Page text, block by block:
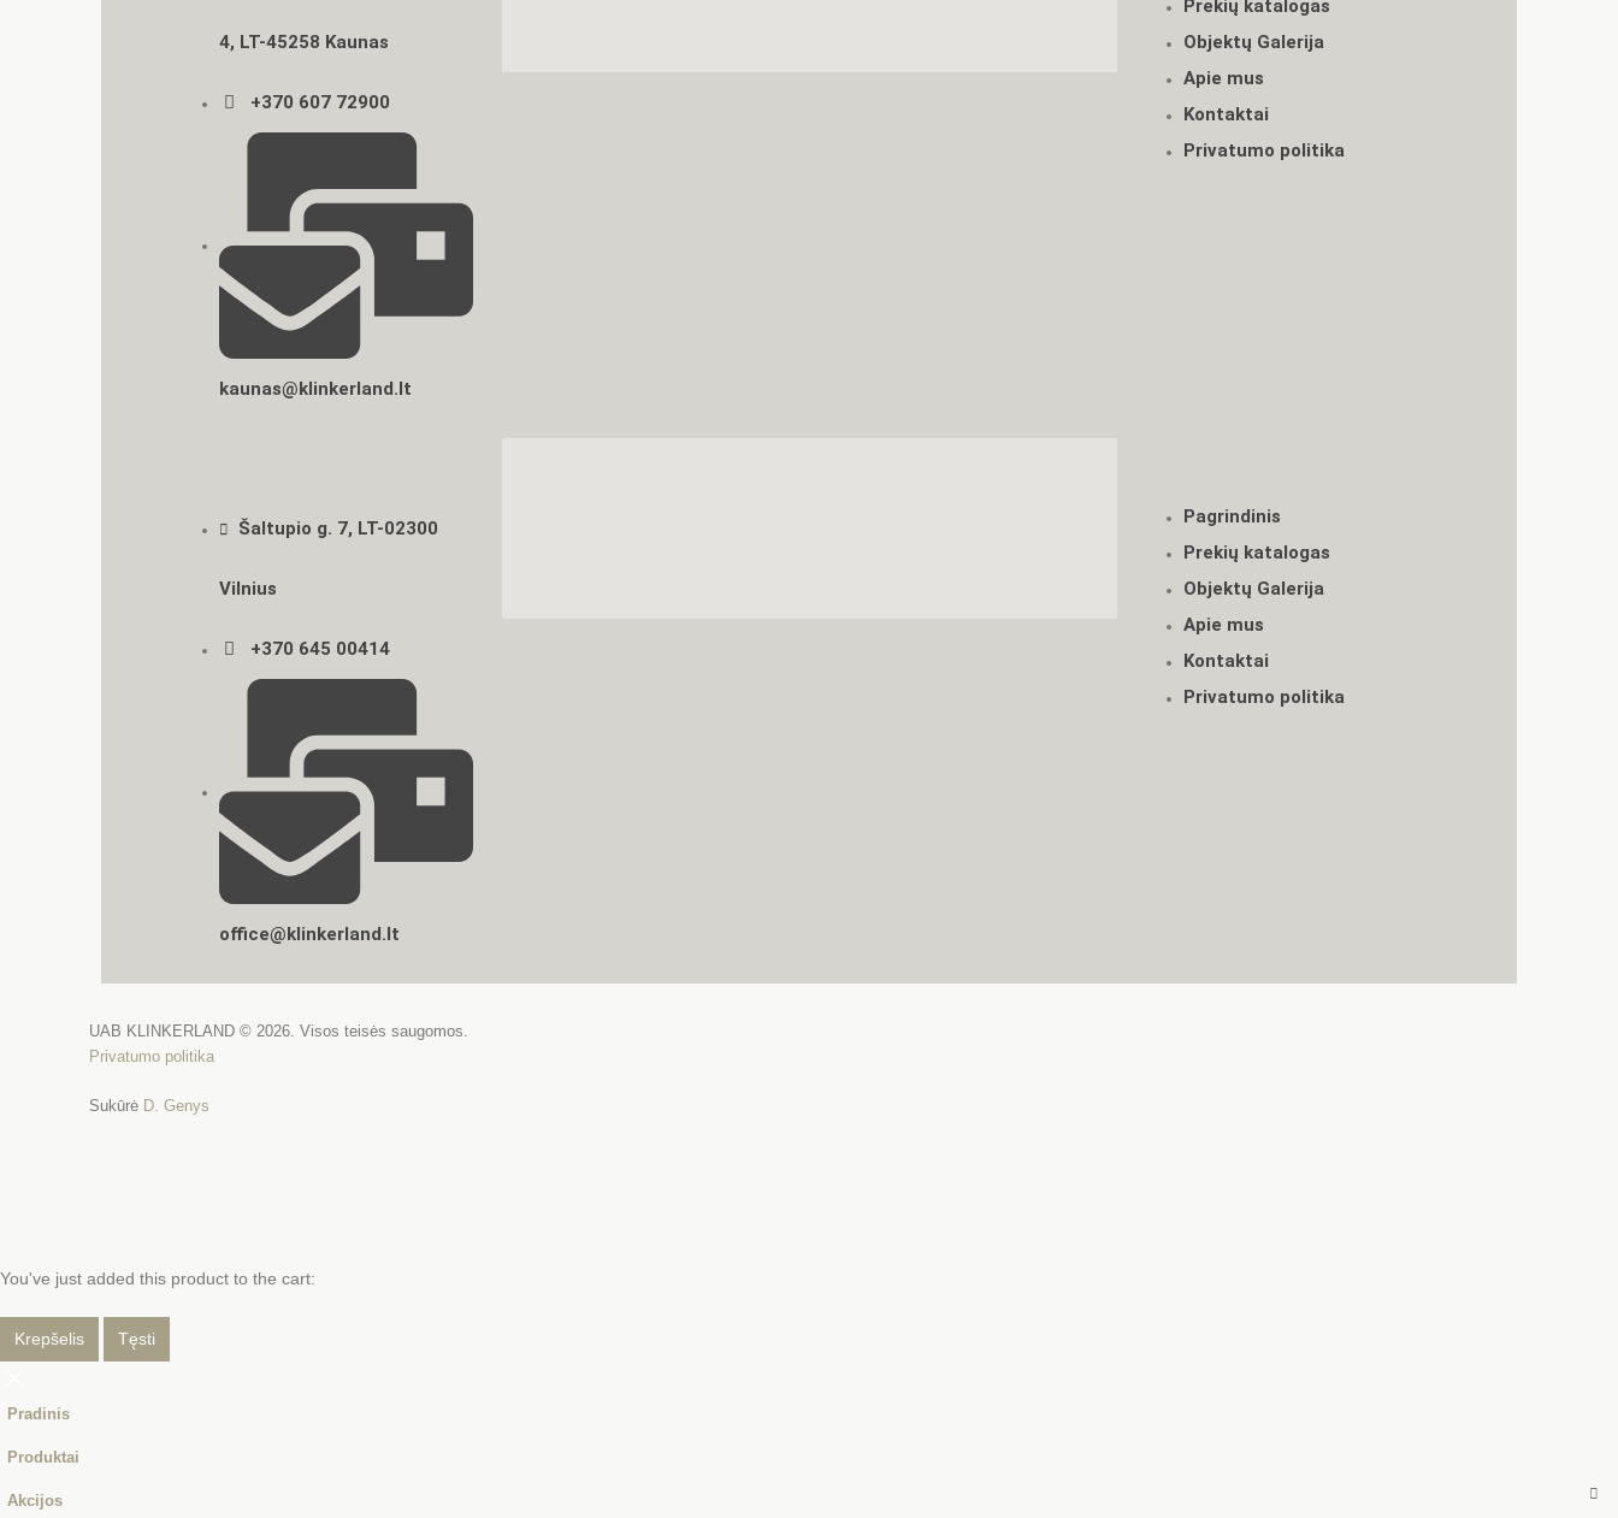
4, LT-45258 Kaunas
+370 607 72900
kaunas@klinkerland.lt
Prekių katalogas
Objektų Galerija
Apie mus
Kontaktai
Privatumo politika
Šaltupio g. 7, LT-02300
Vilnius
+370 645 00414
office@klinkerland.lt
Pagrindinis
Prekių katalogas
Objektų Galerija
Apie mus
Kontaktai
Privatumo politika
UAB KLINKERLAND © 2026. Visos teisės saugomos.
Privatumo politika
Sukūrė D. Genys
You've just added this product to the cart:
Krepšelis Tęsti
Pradinis
Produktai
Akcijos